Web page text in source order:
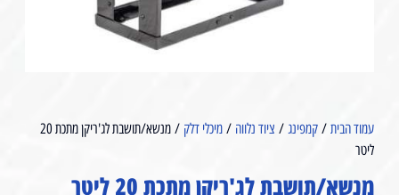
עמוד הבית/ קמפינג/ ציוד נלווה / מיכלי דלק
/ מנשא/תושבת לג'ריקן מתכת 20
ליטר
מנשא/תושבת לג'ריקן מתכת 20 ליטר